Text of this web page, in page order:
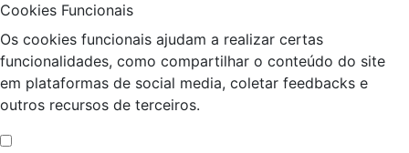
Cookies Funcionais
Os cookies funcionais ajudam a realizar certas
funcionalidades, como compartilhar o conteúdo do site
em plataformas de social media, coletar feedbacks e
outros recursos de terceiros.